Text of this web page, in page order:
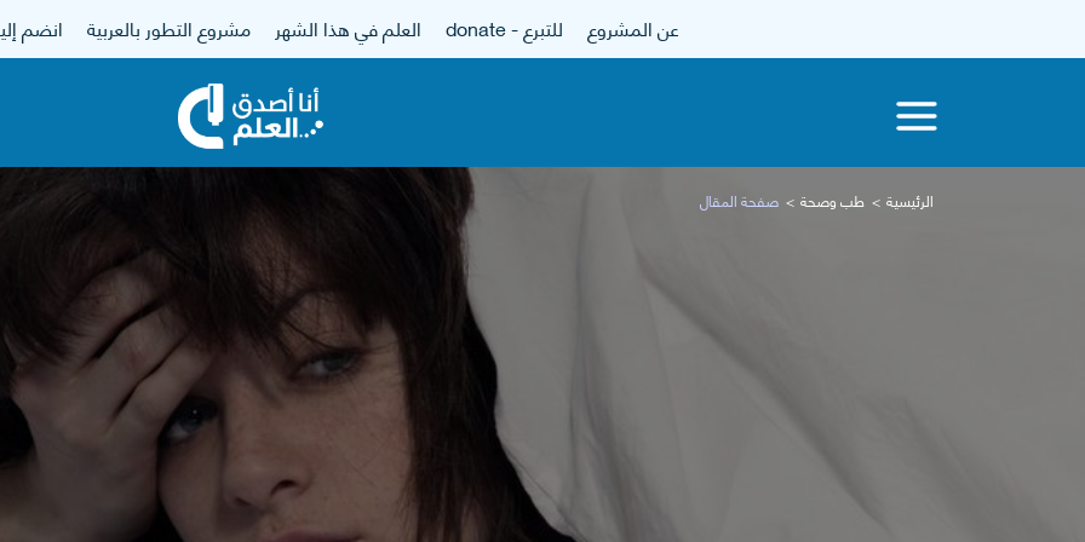
عن المشروع للتبرع - donate العلم في هذا الشهر مشروع التطور بالعربية انضم
الرئيسية طب وصحة صفحة المقال